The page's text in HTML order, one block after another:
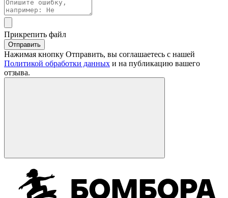
Прикрепить файл
Отправить
Нажимая кнопку Отправить, вы соглашаетесь с нашей
Политикой обработки данных и на публикацию вашего
отзыва.